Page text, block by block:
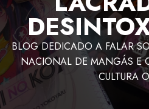
BLOG DEDICADO A FALAR
NACIONAL DE MANGÁS E
CULTURA